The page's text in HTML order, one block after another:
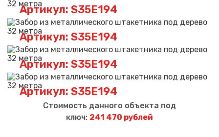
Артикул: S35E194
Артикул: S35E194
Артикул: S35E194
Артикул: S35E194
Стоимость данного объекта под
ключ: 241 470 рублей